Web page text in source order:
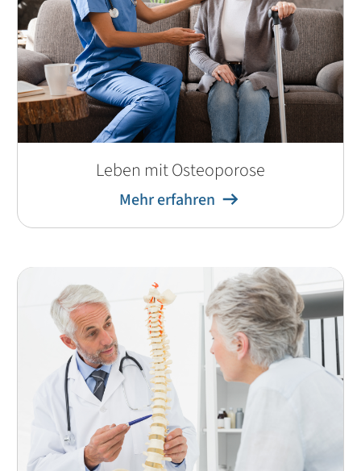
Leben mit Osteoporose
Mehr erfahren